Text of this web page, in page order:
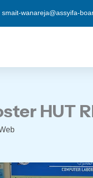
smait-wanareja@assyifa-
HUT